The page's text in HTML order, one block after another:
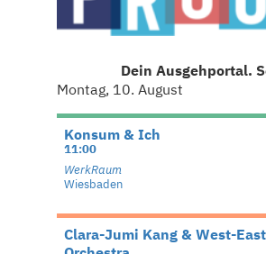
Dein Ausgehportal.
Montag, 10. August
Konsum & Ich
11:00
WerkRaum
Wiesbaden
Clara-Jumi Kang & West-